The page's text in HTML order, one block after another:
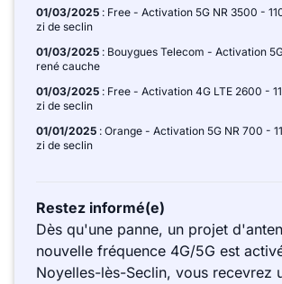
01/03/2025 : Free - Activation 5G NR 3500 -
zi de seclin
01/03/2025 : Bouygues Telecom - Activation
rené cauche
01/03/2025 : Free - Activation 4G LTE 2600 -
zi de seclin
01/01/2025 : Orange - Activation 5G NR 700 -
zi de seclin
Restez informé(e)
Dès qu'une panne, un projet
nouvelle fréquence 4G/5G est
Noyelles-lès-Seclin, vous recevrez